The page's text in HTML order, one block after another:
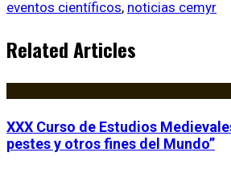
eventos científicos, noticias cemyr
Related Articles
XXX Curso de Estudios
pestes y otros fines del Mundo”